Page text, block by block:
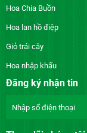
Hoa Chia Buồn
Hoa lan hồ điệp
Giỏ trái cây
Hoa nhập khẩu
Đăng ký nhận tin